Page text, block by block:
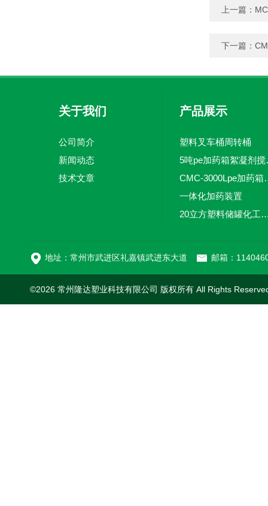
上一篇：
下一篇：
关于我们
公司简介
新闻动态
技术文章
产品展示
塑料叉车桶周转桶
5吨pe
CMC-
一体化加药装置
20立方塑料储罐化工储
地址：常州市武进区礼嘉镇武进东大道 邮箱：
©2026 常州隆达塑业科技有限公司 版权所有 All Rights